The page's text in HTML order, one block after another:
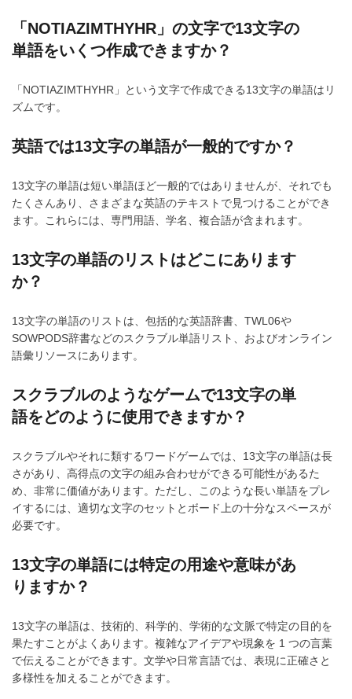
「NOTIAZIMTHYHR」の文字で13文字の
単語をいくつ作成できますか？
「NOTIAZIMTHYHR」という文字で作成できる13文字の単語はリ
ズムです。
英語では13文字の単語が一般的ですか？
13文字の単語は短い単語ほど一般的ではありませんが、それでも
たくさんあり、さまざまな英語のテキストで見つけることができ
ます。これらには、専門用語、学名、複合語が含まれます。
13文字の単語のリストはどこにあります
か？
13文字の単語のリストは、包括的な英語辞書、TWL06や
SOWPODS辞書などのスクラブル単語リスト、およびオンライン
語彙リソースにあります。
スクラブルのようなゲームで13文字の単
語をどのように使用できますか？
スクラブルやそれに類するワードゲームでは、13文字の単語は長
さがあり、高得点の文字の組み合わせができる可能性があるた
め、非常に価値があります。ただし、このような長い単語をプレ
イするには、適切な文字のセットとボード上の十分なスペースが
必要です。
13文字の単語には特定の用途や意味があ
りますか？
13文字の単語は、技術的、科学的、学術的な文脈で特定の目的を
果たすことがよくあります。複雑なアイデアや現象を 1 つの言葉
で伝えることができます。文学や日常言語では、表現に正確さと
多様性を加えることができます。